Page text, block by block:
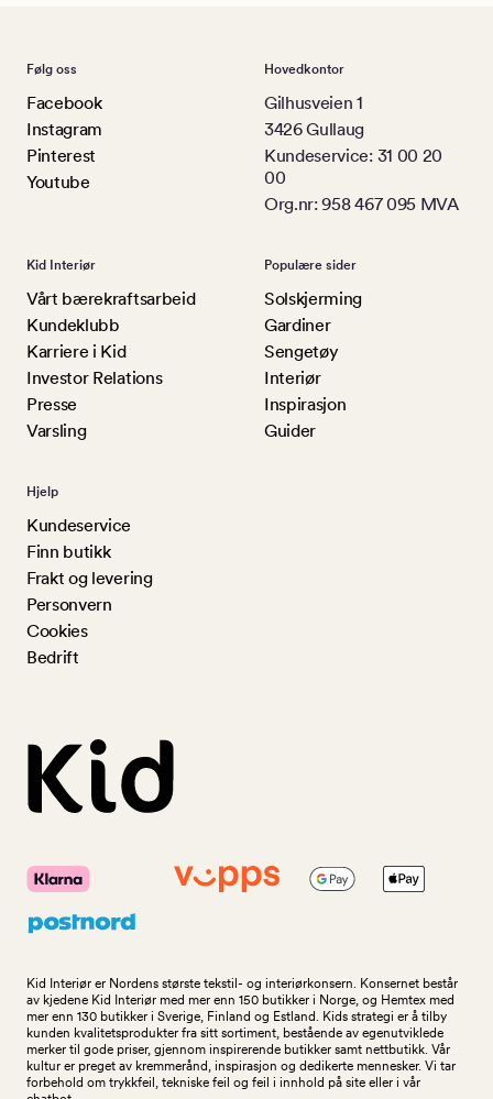
Følg oss
Facebook
Instagram
Pinterest
Youtube
Hovedkontor
Gilhusveien 1
3426 Gullaug
Kundeservice: 31 00 20
00
Org.nr: 958 467 095 MVA
Kid Interiør
Vårt bærekraftsarbeid
Kundeklubb
Karriere i Kid
Investor Relations
Presse
Varsling
Populære sider
Solskjerming
Gardiner
Sengetøy
Interiør
Inspirasjon
Guider
Hjelp
Kundeservice
Finn butikk
Frakt og levering
Personvern
Cookies
Bedrift
Kid Interiør er Nordens største tekstil- og interiørkonsern. Konsernet består
av kjedene Kid Interiør med mer enn 150 butikker i Norge, og Hemtex med
mer enn 130 butikker i Sverige, Finland og Estland. Kids strategi er å tilby
kunden kvalitetsprodukter fra sitt sortiment, bestående av egenutviklede
merker til gode priser, gjennom inspirerende butikker samt nettbutikk. Vår
kultur er preget av kremmerånd, inspirasjon og dedikerte mennesker. Vi tar
forbehold om trykkfeil, tekniske feil og feil i innhold på site eller i vår